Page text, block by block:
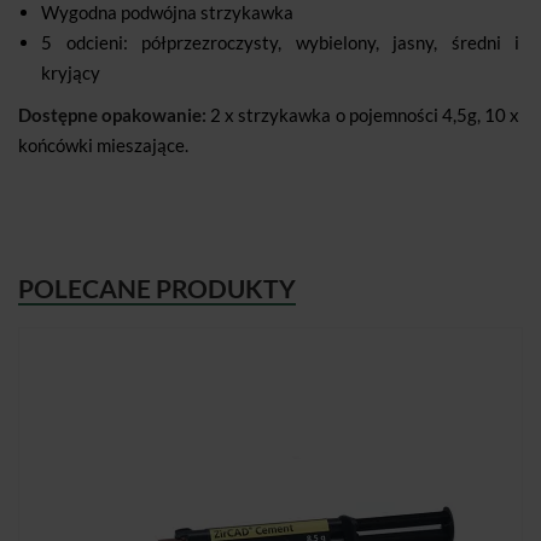
Wygodna podwójna strzykawka
5 odcieni: półprzezroczysty, wybielony, jasny, średni i
kryjący
Dostępne opakowanie: 2 x strzykawka o pojemności 4,5g, 10 x
końcówki mieszające.
POLECANE PRODUKTY